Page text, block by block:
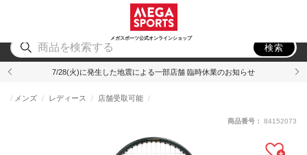
メガスポーツ公式オンラインショップ
アウトドア
検索
7/28(火)に発生した地震による一部店舗 臨時休業のお知らせ
メンズ レディース 店舗受取可能
商品番号： 84152073